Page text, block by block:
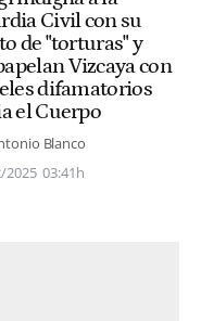
Civil con su
de "torturas" y
Vizcaya con
difamatorios
el Cuerpo
Blanco
2025 03:41h